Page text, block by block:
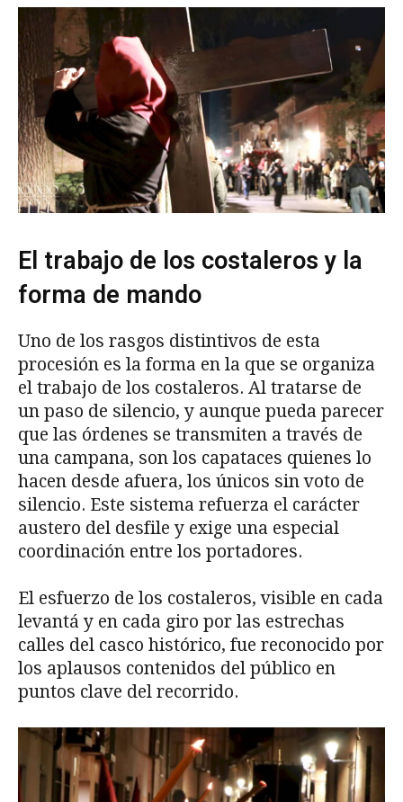
El trabajo de los costaleros y la
forma de mando
Uno de los rasgos distintivos de esta
procesión es la forma en la que se organiza
el trabajo de los costaleros. Al tratarse de
un paso de silencio, y aunque pueda parecer
que las órdenes se transmiten a través de
una campana, son los capataces quienes lo
hacen desde afuera, los únicos sin voto de
silencio. Este sistema refuerza el carácter
austero del desfile y exige una especial
coordinación entre los portadores.
El esfuerzo de los costaleros, visible en cada
levantá y en cada giro por las estrechas
calles del casco histórico, fue reconocido por
los aplausos contenidos del público en
puntos clave del recorrido.